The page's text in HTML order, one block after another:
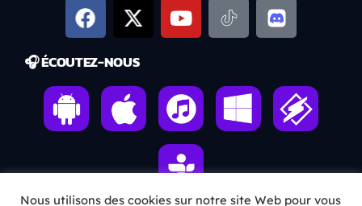
🎧 ÉCOUTEZ-NOUS
Nous utilisons des cookies sur notre site Web pour vous